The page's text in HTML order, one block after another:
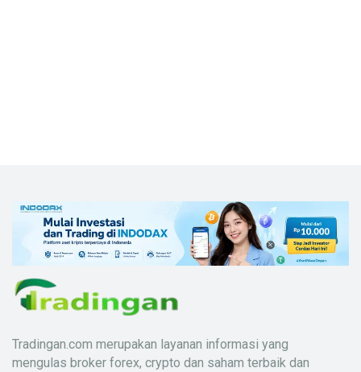
Tradingan.com merupakan layanan informasi yang
mengulas broker forex, crypto dan saham terbaik dan